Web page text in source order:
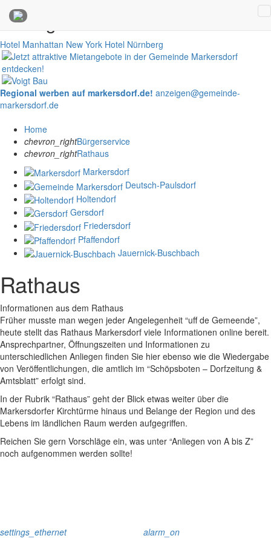
Anzeigen
Hotel Manhattan New York Hotel Nürnberg
Regional werben auf markersdorf.de! anzeigen@gemeinde-
markersdorf.de
Home
chevron_rightBürgerservice
chevron_rightRathaus
Markersdorf
Deutsch-Paulsdorf
Holtendorf
Gersdorf
Friedersdorf
Pfaffendorf
Jauernick-Buschbach
Rathaus
Informationen aus dem Rathaus
Früher musste man wegen jeder Angelegenheit “uff de Gemeende”,
heute stellt das Rathaus Markersdorf viele Informationen online bereit.
Ansprechpartner, Öffnungszeiten und Informationen zu
unterschiedlichen Anliegen finden Sie hier ebenso wie die Wiedergabe
von Veröffentlichungen, die amtlich im “Schöpsboten – Dorfzeitung &
Amtsblatt” erfolgt sind.
In der Rubrik “Rathaus” geht der Blick etwas weiter über die
Markersdorfer Kirchtürme hinaus und Belange der Region und des
Lebens im ländlichen Raum werden aufgegriffen.
Reichen Sie gern Vorschläge ein, was unter “Anliegen von A bis Z”
noch aufgenommen werden sollte!
settings_ethernet alarm_on